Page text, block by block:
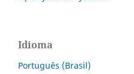
Idioma
Português (Brasil)